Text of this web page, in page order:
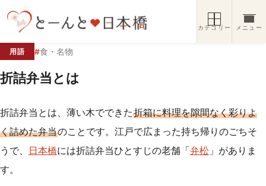
カテゴリー メニュー
用語 #食・名物
折詰弁当とは
折詰弁当とは、薄い木でできた折箱に料理を隙間なく彩りよ
く詰めた弁当のことです。江戸で広まった持ち帰りのごちそ
うで、 日本橋には折詰弁当ひとすじの老舗「弁松 」がありま
す。